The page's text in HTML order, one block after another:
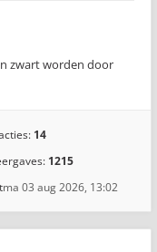
zwart worden door
14
1215
ma 03 aug 2026, 13:02